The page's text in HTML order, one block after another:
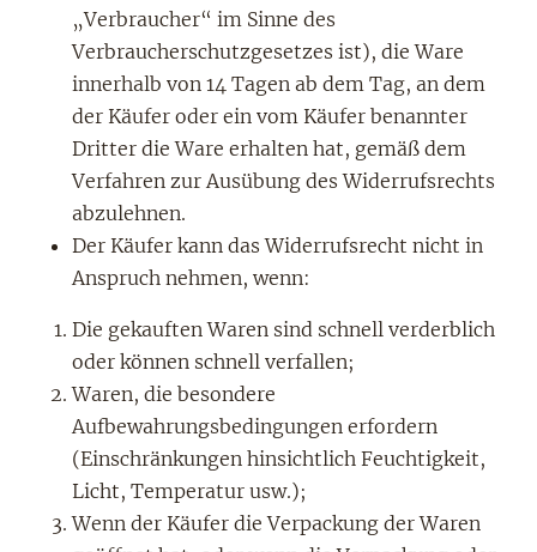
„Verbraucher“ im Sinne des
Verbraucherschutzgesetzes ist), die Ware
innerhalb von 14 Tagen ab dem Tag, an dem
der Käufer oder ein vom Käufer benannter
Dritter die Ware erhalten hat, gemäß dem
Verfahren zur Ausübung des Widerrufsrechts
abzulehnen.
Der Käufer kann das Widerrufsrecht nicht in
Anspruch nehmen, wenn:
Die gekauften Waren sind schnell verderblich
oder können schnell verfallen;
Waren, die besondere
Aufbewahrungsbedingungen erfordern
(Einschränkungen hinsichtlich Feuchtigkeit,
Licht, Temperatur usw.);
Wenn der Käufer die Verpackung der Waren